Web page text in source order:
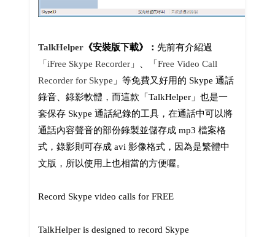
TalkHelper《安裝版下載》： 先前有介紹過
「 iFree Skype Recorder」、「 Free Video Call
Recorder for Skype 」等免費又好用的 Skype 通話
錄音、錄影軟體，而這款「TalkHelper」也是一
套保存 Skype 通話紀錄的工具，在通話中可以將
通話內容聲音的部份錄製並儲存成 mp3 檔案格
式，錄影則可存成 avi 影像格式，因為是繁體中
文版，所以使用上也相當的方便喔。
Record Skype video calls for FREE
TalkHelper is designed to record Skype